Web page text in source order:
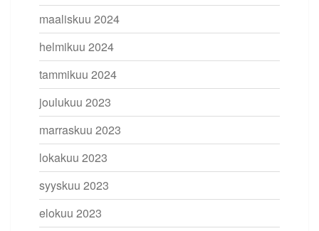
maaliskuu 2024
helmikuu 2024
tammikuu 2024
joulukuu 2023
marraskuu 2023
lokakuu 2023
syyskuu 2023
elokuu 2023